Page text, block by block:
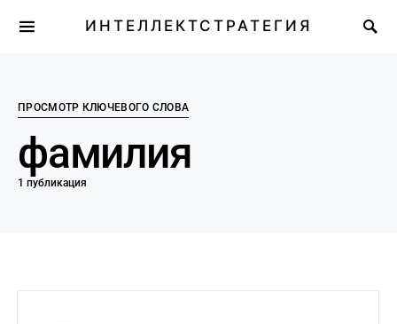
ИНТЕЛЛЕКТСТРАТЕГИЯ
ПРОСМОТР КЛЮЧЕВОГО СЛОВА
фамилия
1 публикация